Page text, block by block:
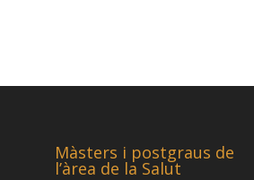
Màsters i postgraus de
l’àrea de la Salut